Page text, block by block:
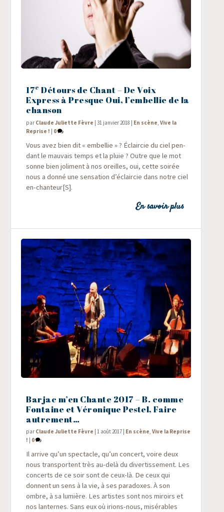
17e Détours de Chant – De Voix
Express à Presque Oui, l’embellie de la
chanson
par Claude Juliette Fèvre |31 janvier 2018 | En scène ,Vive la
Reprise ! | 0
Vous avez bien dit « embel­lie » ? Éclair­cie du ciel pen­
dant le mau­vais temps et la pluie ? Outre que le mot
sonne bien joli­ment à nos oreilles, oui, cette soi­rée
nous a don­né une sen­sa­tion d’éclaircie dans notre ciel
en-chanteur[S].
En savoir plus
Barjac m’en Chante 2017 – B. comme
Fontaine et Véronique Pestel, Faire
autrement…
par Claude Juliette Fèvre |1 août 2017 En scène,Vive la Reprise
!
0
Il arrive qu’un spec­tacle, qu’un concert, voire deux
nous trans­portent très au-delà du diver­tis­se­ment. Les
concerts de ce soir sont de ceux-là. De ceux qui
donnent un sens à la vie, à ses para­doxes. À son
ombre, à sa lumière. Les artistes sont nos miroirs et
nos lan­ternes. Sans eux où irions-nous, misé­rables